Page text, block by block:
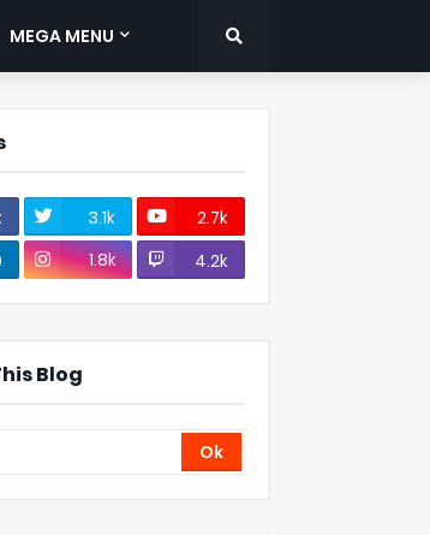
MEGA MENU
3.1k
2.7k
1.8k 4.2k
Blog